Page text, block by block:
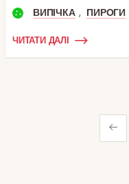
ВИПІЧКА , ПИРОГИ
ЧИТАТИ ДАЛІ